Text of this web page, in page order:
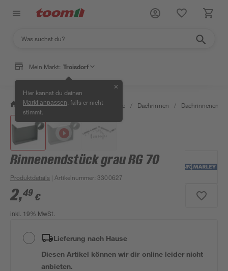
Mein Markt: Troisdorf
Hier kannst du deinen
Markt anpassen , falls er nicht
stimmt.
✕
/ Bauen & Renovieren / Baustoffe / Dachrinnen /
Rinnenendstück grau RG 70
Produktdetails | Artikelnummer:3300627
2,49 €
inkl. 19% MwSt.
Lieferung nach Hause
Diesen Artikel können wir dir online leider nicht
anbieten.